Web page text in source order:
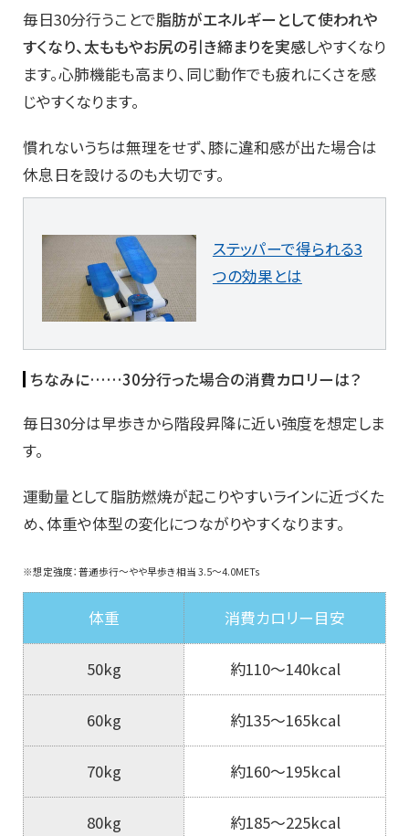
毎日30分行うことで脂肪がエネルギーとして使われや
すくなり、太ももやお尻の引き締まりを実感しやすくなり
ます。心肺機能も高まり、同じ動作でも疲れにくさを感
じやすくなります。
慣れないうちは無理をせず、膝に違和感が出た場合は
休息日を設けるのも大切です。
ステッパーで得られる3
つの効果とは
ちなみに……30分行った場合の消費カロリーは？
毎日30分は早歩きから階段昇降に近い強度を想定しま
す。
運動量として脂肪燃焼が起こりやすいラインに近づくた
め、体重や体型の変化につながりやすくなります。
※想定強度：普通歩行〜やや早歩き相当 3.5〜4.0METs
体重 消費カロリー目安
50kg 約110〜140kcal
60kg 約135〜165kcal
70kg 約160〜195kcal
80kg 約185〜225kcal